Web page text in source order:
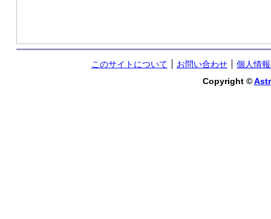
このサイトについて お問い合わせ
個人情
Copyright ©